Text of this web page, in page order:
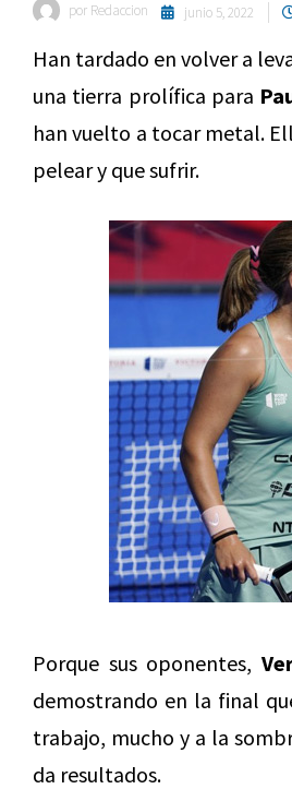
por Redaccion junio 5, 2022
Han tardado en volver a
una tierra prolífica para
han vuelto a tocar metal.
pelear y que sufrir.
Porque sus oponentes,
demostrando en la final
trabajo, mucho y a la
da resultados.